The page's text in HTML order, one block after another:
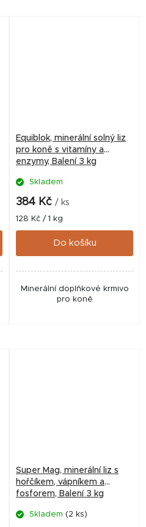
Equiblok, minerální solný liz
pro koně s vitamíny a
enzymy, Balení 3 kg
Skladem
384 Kč / ks
Měrná
cena:
128 Kč / 1 kg
Do košíku
Minerální doplňkové krmivo
pro koně
Super Mag, minerální liz s
hořčíkem, vápníkem a
fosforem, Balení 3 kg
Skladem (2 ks)